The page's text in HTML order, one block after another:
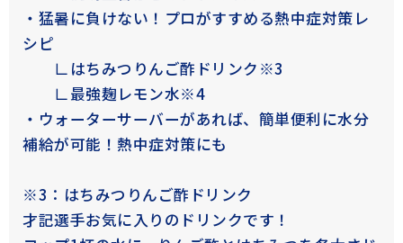
体験レポート
・猛暑に負けない！プロがすすめる熱中症対策レ
シピ
∟はちみつりんご酢ドリンク※3
∟最強麹レモン水※4
・ウォーターサーバーがあれば、簡単便利に水分
補給が可能！熱中症対策にも
※3：はちみつりんご酢ドリンク
才記選手お気に入りのドリンクです！